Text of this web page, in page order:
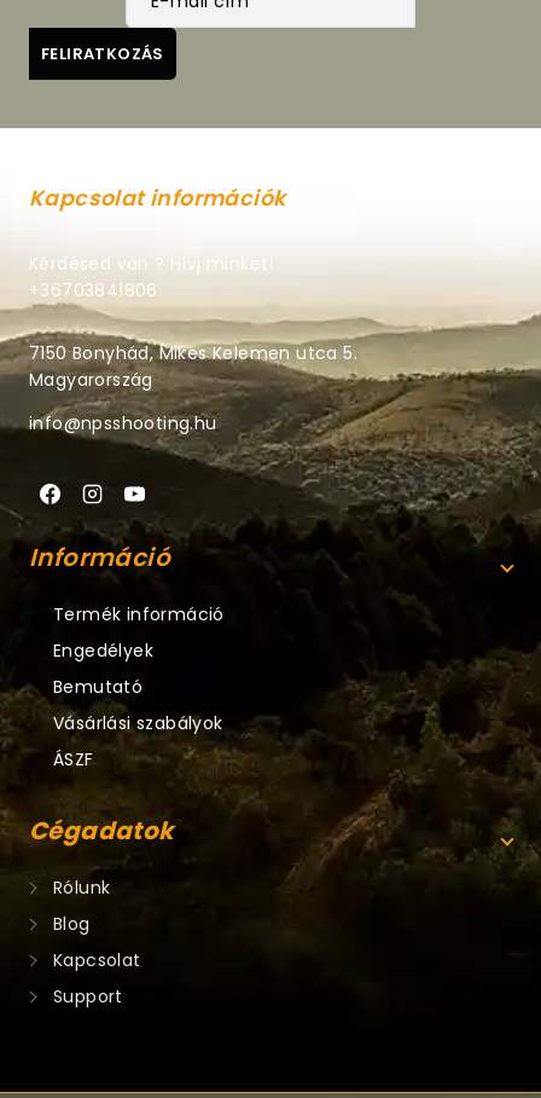
Kapcsolat információk
Kérdésed van ? Hívj minket!
+36703841806
7150 Bonyhád, Mikes Kelemen utca 5.
Magyarország
info@npsshooting.hu
Információ
Termék információ
Engedélyek
Bemutató
Vásárlási szabályok
ÁSZF
Cégadatok
Rólunk
Blog
Kapcsolat
Support